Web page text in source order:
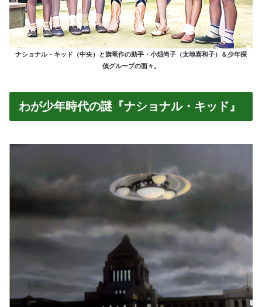
ナショナル・キッド（中央）と旗竜作の助手・小畑尚子（太地喜和子）＆少年探
偵グループの面々。
わが少年時代の謎『ナショナル・キッド』